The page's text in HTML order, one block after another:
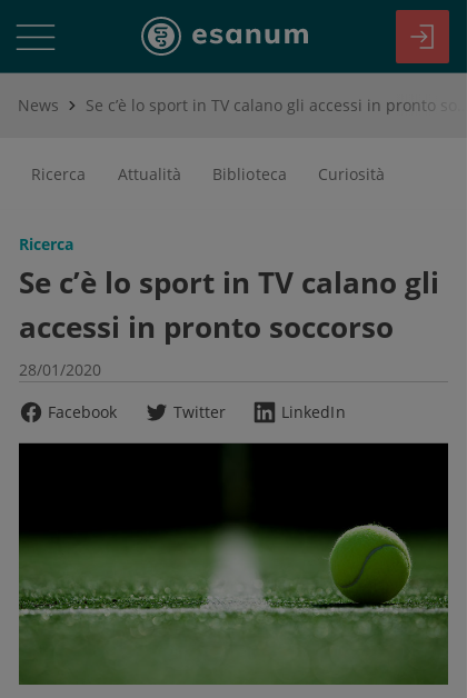
News
Ricerca Attualità Biblioteca Curiosità
Ricerca
Se c’è lo sport in TV calano gli
accessi in pronto soccorso
28/01/2020
Facebook
Twitter LinkedIn